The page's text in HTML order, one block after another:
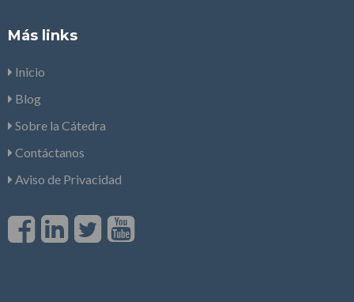
Más links
Inicio
Blog
Sobre la Cátedra
Contáctanos
Aviso de Privacidad